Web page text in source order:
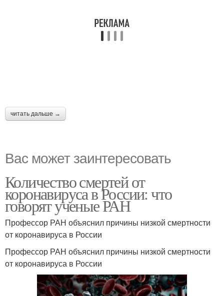
читать дальше →
Вас может заинтересовать
Количество смертей от
коронавируса в России: что
говорят ученые РАН
Профессор РАН объяснил причины низкой смертности
от коронавируса в России
Профессор РАН объяснил причины низкой смертности
от коронавируса в России